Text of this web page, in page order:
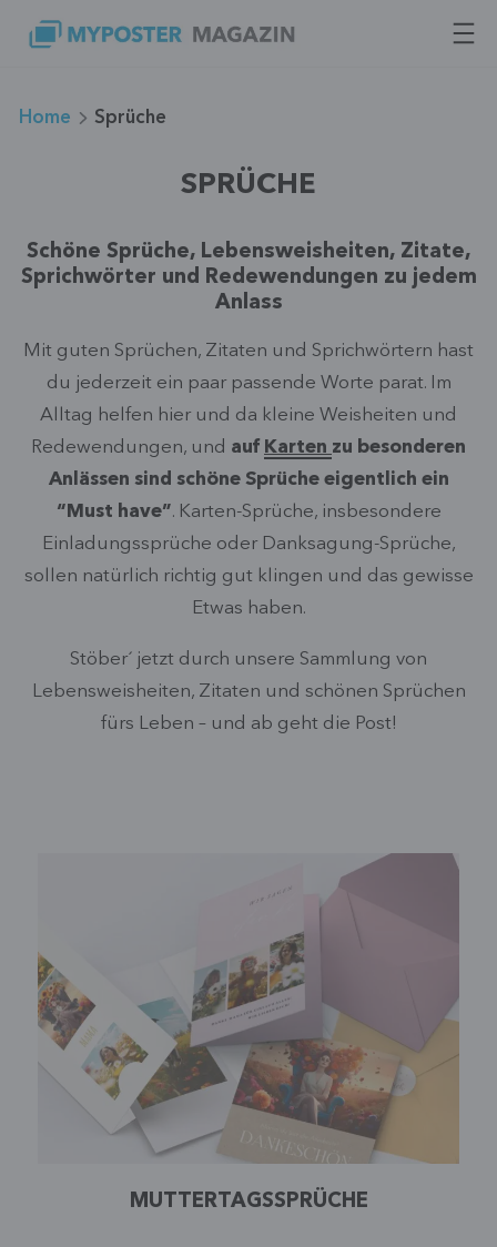
Inhalt
springen
Home Sprüche
SPRÜCHE
Schöne Sprüche, Lebensweisheiten, Zitate,
Sprichwörter und Redewendungen zu jedem
Anlass
Mit guten Sprüchen, Zitaten und Sprichwörtern hast
du jederzeit ein paar passende Worte parat. Im
Alltag helfen hier und da kleine Weisheiten und
Redewendungen, und auf Karten zu besonderen
Anlässen sind schöne Sprüche eigentlich ein
“Must have”. Karten-Sprüche, insbesondere
Einladungssprüche oder Danksagung-Sprüche,
sollen natürlich richtig gut klingen und das gewisse
Etwas haben.
Stöber´ jetzt durch unsere Sammlung von
Lebensweisheiten, Zitaten und schönen Sprüchen
fürs Leben – und ab geht die Post!
MUTTERTAGSSPRÜCHE